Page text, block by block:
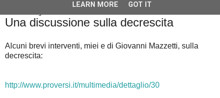
Una discussione sulla decrescita
Alcuni brevi interventi, miei e di Giovanni Mazzetti, sulla
decrescita:
http://www.proversi.it/multimedia/dettaglio/30
LEARN MORE GOT IT